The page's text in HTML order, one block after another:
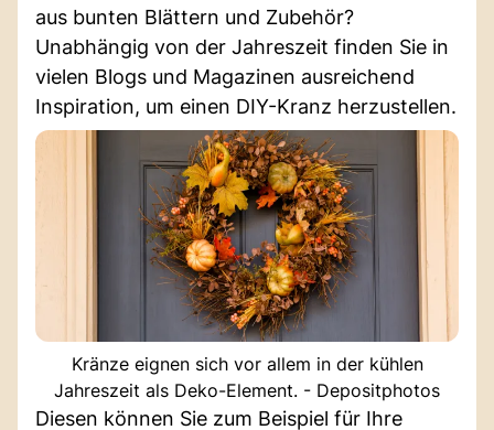
aus bunten Blättern und Zubehör?
Unabhängig von der Jahreszeit finden Sie in
vielen Blogs und Magazinen ausreichend
Inspiration, um einen DIY-Kranz herzustellen.
Kränze eignen sich vor allem in der kühlen
Jahreszeit als Deko-Element. - Depositphotos
Diesen können Sie zum Beispiel für Ihre